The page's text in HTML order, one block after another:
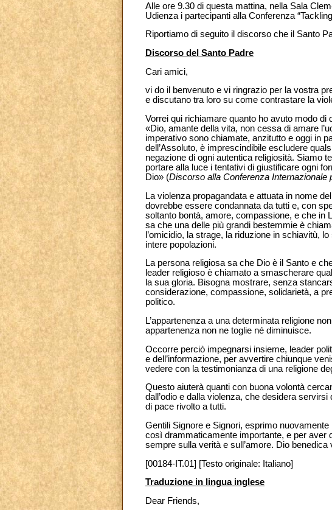
Alle ore 9.30 di questa mattina, nella Sala
Udienza i partecipanti alla Conferenza
Riportiamo di seguito il discorso che il Santo
Discorso del Santo Padre
Cari amici,
vi do il benvenuto e vi ringrazio per la vostra
e discutano tra loro su come contrastare la
Vorrei qui richiamare quanto ho avuto modo
«Dio, amante della vita, non cessa di amare
imperativo sono chiamate, anzitutto e oggi in
dell’Assoluto, è imprescindibile escludere
negazione di ogni autentica religiosità. Siamo
portare alla luce i tentativi di giustificare ogni
Dio» (Discorso alla Conferenza Internazionale
La violenza propagandata e attuata in nome
dovrebbe essere condannata da tutti e, con
soltanto bontà, amore, compassione, e che in
sa che una delle più grandi bestemmie è
l’omicidio, la strage, la riduzione in schiavitù,
intere popolazioni.
La persona religiosa sa che Dio è il Santo e
leader religioso è chiamato a smascherare
la sua gloria. Bisogna mostrare, senza
considerazione, compassione, solidarietà, a
politico.
L’appartenenza a una determinata religione
appartenenza non ne toglie né diminuisce.
Occorre perciò impegnarsi insieme, leader
e dell’informazione, per avvertire chiunque
vedere con la testimonianza di una religione
Questo aiuterà quanti con buona volontà
dall’odio e dalla violenza, che desidera
di pace rivolto a tutti.
Gentili Signore e Signori, esprimo
così drammaticamente importante, e per aver
sempre sulla verità e sull’amore. Dio
[00184-IT.01] [Testo originale: Italiano]
Traduzione in lingua inglese
Dear Friends,